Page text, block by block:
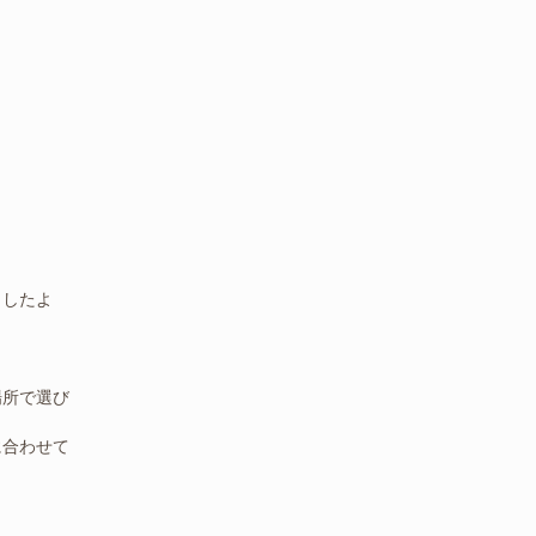
たよ
で選び
わせて